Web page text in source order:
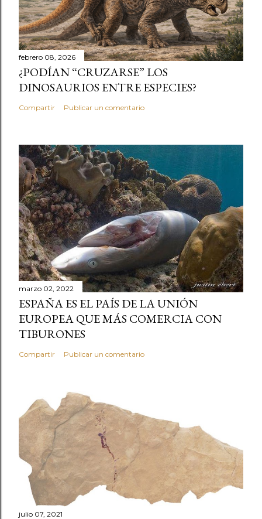
febrero 08, 2026
¿PODÍAN “CRUZARSE” LOS
DINOSAURIOS ENTRE ESPECIES?
Compartir Publicar un comentario
marzo 02, 2022
ESPAÑA ES EL PAÍS DE LA UNIÓN
EUROPEA QUE MÁS COMERCIA CON
TIBURONES
Compartir Publicar un comentario
julio 07, 2021